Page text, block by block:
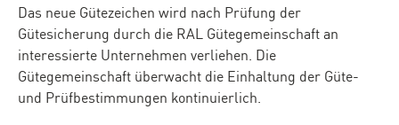
Das neue Gütezeichen wird nach Prüfung der
Gütesicherung durch die RAL Gütegemeinschaft an
interessierte Unternehmen verliehen. Die
Gütegemeinschaft überwacht die Einhaltung der Güte-
und Prüfbestimmungen kontinuierlich.